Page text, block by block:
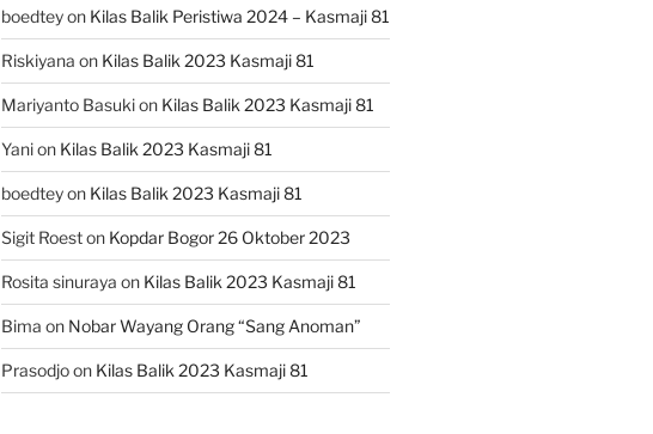
boedteyon Kilas Balik Peristiwa 2024 – Kasmaji 81
Riskiyana on Kilas Balik 2023 Kasmaji 81
Mariyanto Basukion Kilas Balik 2023 Kasmaji 81
Yanion Kilas Balik 2023 Kasmaji 81
boedteyon Kilas Balik 2023 Kasmaji 81
Sigit Roeston Kopdar Bogor 26 Oktober 2023
Rosita sinuraya on Kilas Balik 2023 Kasmaji 81
Bima on Nobar Wayang Orang “Sang Anoman”
Prasodjoon Kilas Balik 2023 Kasmaji 81